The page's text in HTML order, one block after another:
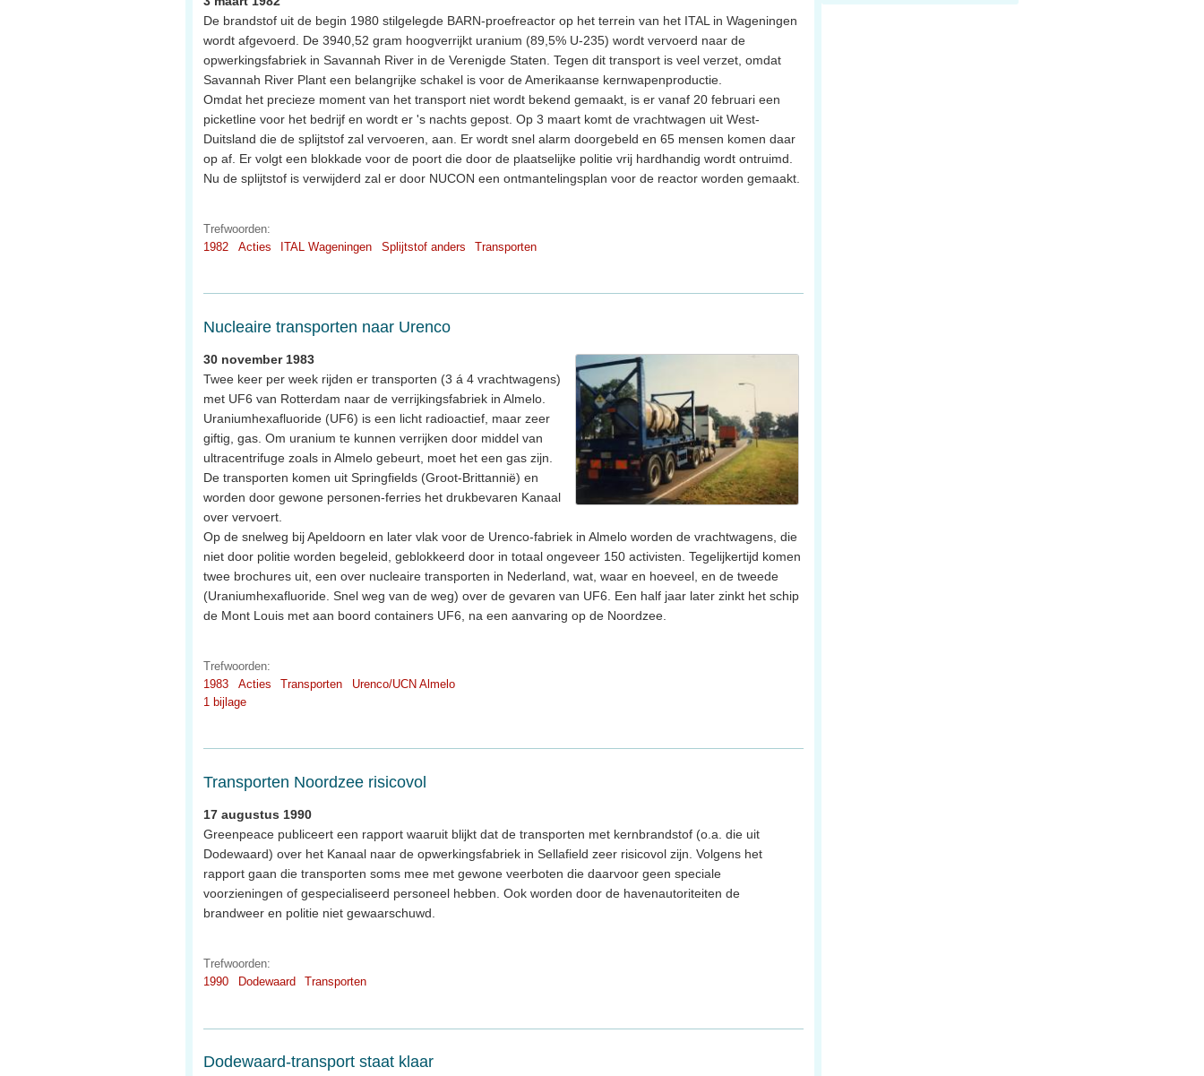
De brandstof uit de begin 1980 stilgelegde BARN-proefreactor op het terrein van het ITAL in Wageningen
wordt afgevoerd. De 3940,52 gram hoogverrijkt uranium (89,5% U-235) wordt vervoerd naar de
opwerkingsfabriek in Savannah River in de Verenigde Staten. Tegen dit transport is veel verzet, omdat
Savannah River Plant een belangrijke schakel is voor de Amerikaanse kernwapenproductie.
Omdat het precieze moment van het transport niet wordt bekend gemaakt, is er vanaf 20 februari een
picketline voor het bedrijf en wordt er 's nachts gepost. Op 3 maart komt de vrachtwagen uit West-
Duitsland die de splijtstof zal vervoeren, aan. Er wordt snel alarm doorgebeld en 65 mensen komen daar
op af. Er volgt een blokkade voor de poort die door de plaatselijke politie vrij hardhandig wordt ontruimd.
Nu de splijtstof is verwijderd zal er door NUCON een ontmantelingsplan voor de reactor worden gemaakt.
Trefwoorden:
1982
Acties ITAL Wageningen Splijtstof anders Transporten
Nucleaire transporten naar Urenco
30 november 1983
Twee keer per week rijden er transporten (3 á 4 vrachtwagens)
met UF6 van Rotterdam naar de verrijkingsfabriek in Almelo.
Uraniumhexafluoride (UF6) is een licht radioactief, maar zeer
giftig, gas. Om uranium te kunnen verrijken door middel van
ultracentrifuge zoals in Almelo gebeurt, moet het een gas zijn.
De transporten komen uit Springfields (Groot-Brittannië) en
worden door gewone personen-ferries het drukbevaren Kanaal
over vervoert.
Op de snelweg bij Apeldoorn en later vlak voor de Urenco-fabriek in Almelo worden de vrachtwagens, die
niet door politie worden begeleid, geblokkeerd door in totaal ongeveer 150 activisten. Tegelijkertijd komen
twee brochures uit, een over nucleaire transporten in Nederland, wat, waar en hoeveel, en de tweede
(Uraniumhexafluoride. Snel weg van de weg) over de gevaren van UF6. Een half jaar later zinkt het schip
de Mont Louis met aan boord containers UF6, na een aanvaring op de Noordzee.
Trefwoorden:
1983
Acties Transporten
Urenco/UCN Almelo
1 bijlage
Transporten Noordzee risicovol
17 augustus 1990
Greenpeace publiceert een rapport waaruit blijkt dat de transporten met kernbrandstof (o.a. die uit
Dodewaard) over het Kanaal naar de opwerkingsfabriek in Sellafield zeer risicovol zijn. Volgens het
rapport gaan die transporten soms mee met gewone veerboten die daarvoor geen speciale
voorzieningen of gespecialiseerd personeel hebben. Ook worden door de havenautoriteiten de
brandweer en politie niet gewaarschuwd.
Trefwoorden:
1990
Dodewaard Transporten
Dodewaard-transport staat klaar